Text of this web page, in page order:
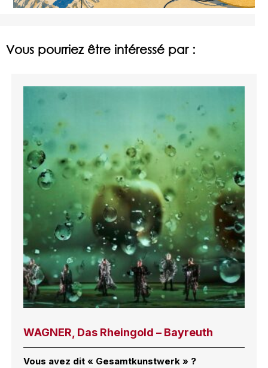
Vous pourriez être intéressé par :
WAGNER, Das Rheingold – Bayreuth
Vous avez dit « Gesamtkunstwerk » ?